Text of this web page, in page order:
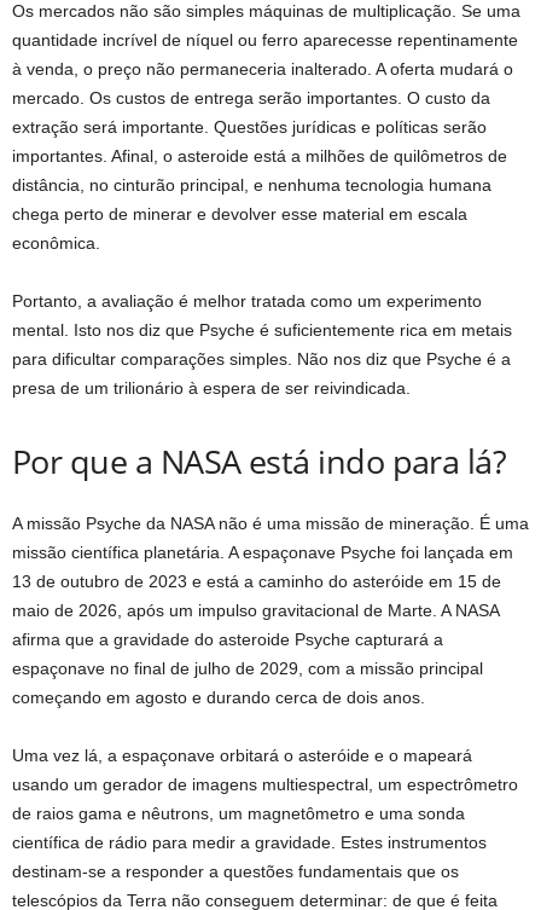
Os mercados não são simples máquinas de multiplicação. Se uma
quantidade incrível de níquel ou ferro aparecesse repentinamente
à venda, o preço não permaneceria inalterado. A oferta mudará o
mercado. Os custos de entrega serão importantes. O custo da
extração será importante. Questões jurídicas e políticas serão
importantes. Afinal, o asteroide está a milhões de quilômetros de
distância, no cinturão principal, e nenhuma tecnologia humana
chega perto de minerar e devolver esse material em escala
econômica.
Portanto, a avaliação é melhor tratada como um experimento
mental. Isto nos diz que Psyche é suficientemente rica em metais
para dificultar comparações simples. Não nos diz que Psyche é a
presa de um trilionário à espera de ser reivindicada.
Por que a NASA está indo para lá?
A missão Psyche da NASA não é uma missão de mineração. É uma
missão científica planetária. A espaçonave Psyche foi lançada em
13 de outubro de 2023 e está a caminho do asteróide em 15 de
maio de 2026, após um impulso gravitacional de Marte. A NASA
afirma que a gravidade do asteroide Psyche capturará a
espaçonave no final de julho de 2029, com a missão principal
começando em agosto e durando cerca de dois anos.
Uma vez lá, a espaçonave orbitará o asteróide e o mapeará
usando um gerador de imagens multiespectral, um espectrômetro
de raios gama e nêutrons, um magnetômetro e uma sonda
científica de rádio para medir a gravidade. Estes instrumentos
destinam-se a responder a questões fundamentais que os
telescópios da Terra não conseguem determinar: de que é feita